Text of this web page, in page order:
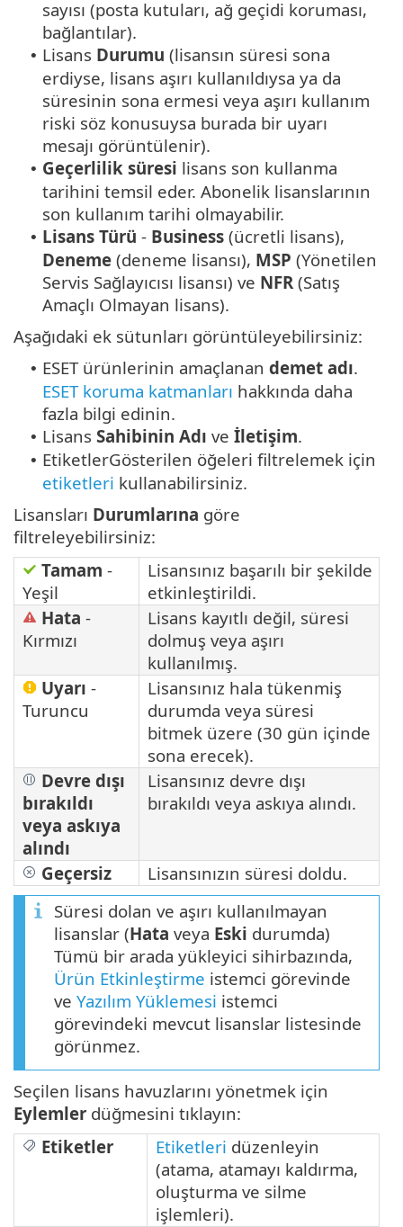
sayısı (posta kutuları, ağ geçidi koruması,
bağlantılar).
• Lisans Durumu (lisansın süresi sona
erdiyse, lisans aşırı kullanıldıysa ya da
süresinin sona ermesi veya aşırı kullanım
riski söz konusuysa burada bir uyarı
mesajı görüntülenir).
• Geçerlilik süresi lisans son kullanma
tarihini temsil eder. Abonelik lisanslarının
son kullanım tarihi olmayabilir.
• Lisans Türü - Business (ücretli lisans),
Deneme (deneme lisansı), MSP (Yönetilen
Servis Sağlayıcısı lisansı) ve NFR (Satış
Amaçlı Olmayan lisans).
Aşağıdaki ek sütunları görüntüleyebilirsiniz:
• ESET ürünlerinin amaçlanan demet adı.
ESET koruma katmanları hakkında daha
fazla bilgi edinin.
• Lisans Sahibinin Adı ve İletişim.
• EtiketlerGösterilen öğeleri filtrelemek için
etiketleri kullanabilirsiniz.
Lisansları Durumlarına göre
filtreleyebilirsiniz:
Tamam -
Yeşil
Lisansınız başarılı bir şekilde
etkinleştirildi.
Hata -
Kırmızı
Lisans kayıtlı değil, süresi
dolmuş veya aşırı
kullanılmış.
Uyarı -
Turuncu
Lisansınız hala tükenmiş
durumda veya süresi
bitmek üzere (30 gün içinde
sona erecek).
Devre dışı
bırakıldı
veya askıya
alındı
Lisansınız devre dışı
bırakıldı veya askıya alındı.
Geçersiz
Lisansınızın süresi doldu.
Süresi dolan ve aşırı kullanılmayan
lisanslar (Hata veya Eski durumda)
Tümü bir arada yükleyici sihirbazında,
Ürün Etkinleştirme istemci görevinde
ve Yazılım Yüklemesi istemci
görevindeki mevcut lisanslar listesinde
görünmez.
Seçilen lisans havuzlarını yönetmek için
Eylemler düğmesini tıklayın:
Etiketler
Etiketleri düzenleyin
(atama, atamayı kaldırma,
oluşturma ve silme
işlemleri).